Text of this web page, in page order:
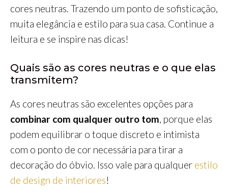
cores neutras. Trazendo um ponto de sofisticação,
muita elegância e estilo para sua casa. Continue a
leitura e se inspire nas dicas!
Quais são as cores neutras e o que elas
transmitem?
As cores neutras são excelentes opções para
combinar com qualquer outro tom, porque elas
podem equilibrar o toque discreto e intimista
com o ponto de cor necessária para tirar a
decoração do óbvio. Isso vale para qualquer estilo
de design de interiores!